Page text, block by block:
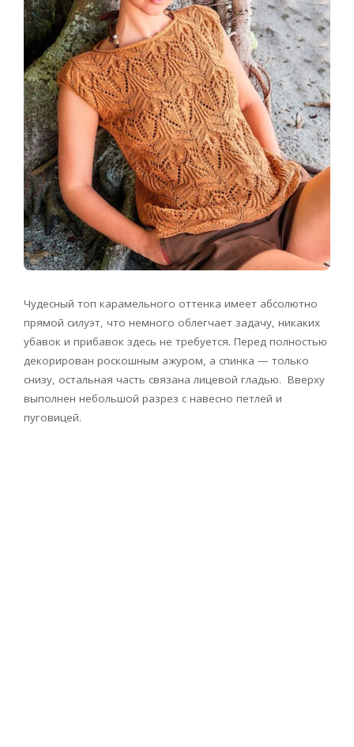
Чудесный топ карамельного оттенка имеет абсолютно
прямой силуэт, что немного облегчает задачу, никаких
убавок и прибавок здесь не требуется. Перед полностью
декорирован роскошным ажуром, а спинка — только
снизу, остальная часть связана лицевой гладью. Вверху
выполнен небольшой разрез с навесно петлей и
пуговицей.